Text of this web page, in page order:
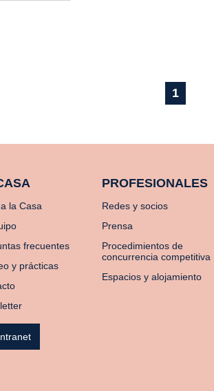
1
la Casa
frecuentes
y prácticas
PROFESIONALES
Redes y socios
Prensa
Procedimientos de
concurrencia competitiva
Espacios y alojamiento